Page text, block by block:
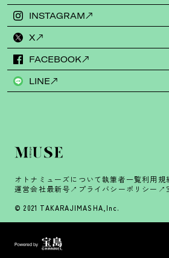
INSTAGRAM
X
FACEBOOK
LINE
オトナミューズについて執筆者一覧利用規
運営会社最新号 プライバシーポリシー
© 2021 TAKARAJIMASHA,Inc.